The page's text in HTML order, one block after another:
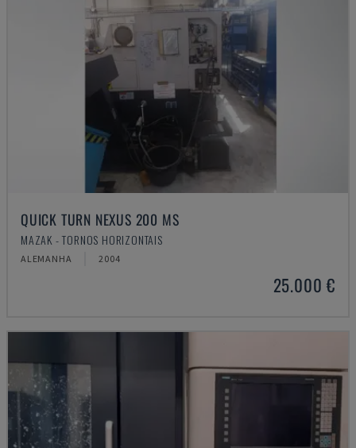
QUICK TURN NEXUS 200 MS
MAZAK - TORNOS HORIZONTAIS
ALEMANHA 2004
25.000 €